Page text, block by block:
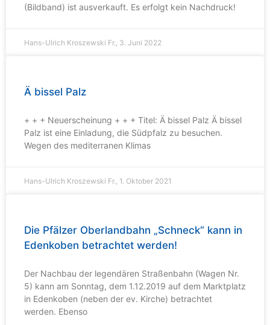
(Bildband) ist ausverkauft. Es erfolgt kein Nachdruck!
Hans-Ulrich Kroszewski Fr., 3. Juni 2022
Ä bissel Palz
+ + + Neuerscheinung + + + Titel: Ä bissel Palz Ä bissel
Palz ist eine Einladung, die Südpfalz zu besuchen.
Wegen des mediterranen Klimas
Hans-Ulrich Kroszewski Fr., 1. Oktober 2021
Die Pfälzer Oberlandbahn „Schneck“ kann in
Edenkoben betrachtet werden!
Der Nachbau der legendären Straßenbahn (Wagen Nr.
5) kann am Sonntag, dem 1.12.2019 auf dem Marktplatz
in Edenkoben (neben der ev. Kirche) betrachtet
werden. Ebenso